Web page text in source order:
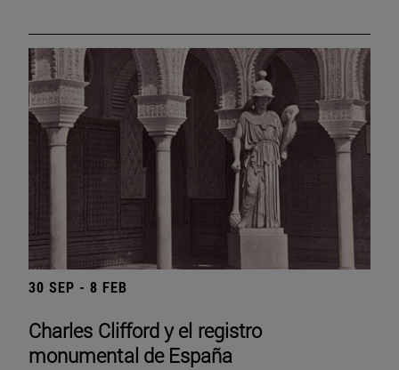
30 SEP - 8 FEB
Charles Clifford y el registro
monumental de España